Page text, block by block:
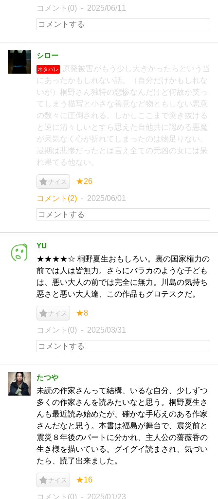
コメント(0) 2025/06/11
シロー
ネタバレ
原発被害がもう少し大きかったらという当
にあったかもしれない話。（自分だけかもしれな
いが）桐野さん独特の悲惨なんだけど何故か笑っ
てしまう描写と小さな善意など物ともしない悪意
の数々に圧倒される。しかしここまで突き抜ける
と逆に清々しいとすら思えた自他共に認める悪魔
が呆気なく心が折れてしまったのは物足りない。
最期は悲惨だったとは言え全ての元凶の女には呆
れ果てる他ない。
ナイス ★26
コメント(2) 2025/06/01
YU
★★★★☆ 桐野夏生おもしろい。裏の国家権力の
前では人は皆無力。さらにバラカのような子ども
は、悪い大人の前では完全に無力。川島の気持ち
悪さと悪い大人達、この作品もグロテスクだ。
ナイス ★8
コメント(0) 2025/03/31
たつや
未読の作家さんって結構、いるな自分、少しずつ
多くの作家さんを読みたいなと思う。桐野夏生さ
んも最近読み始めたが、確かな手応えのある作家
さんだなと思う。本書は福島が舞台で、震災前と
震災８年後のパートに分かれ、主人公の薔薇香の
生き様を描いている。グイグイ読まされ、気づい
たら、読了出来ました。
ナイス ★16
コメント(0) 2025/01/23